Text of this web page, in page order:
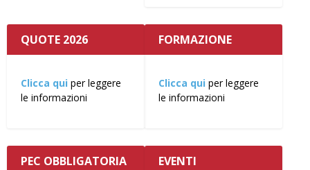
QUOTE 2026
Clicca qui per leggere
le informazioni
FORMAZIONE
Clicca qui per leggere
le informazioni
PEC OBBLIGATORIA EVENTI